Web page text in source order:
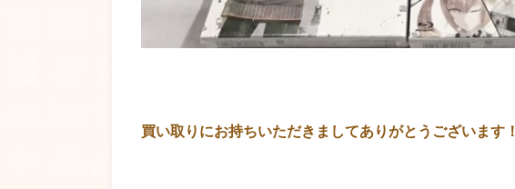
買い取りにお持ちいただきましてありがとうございます！